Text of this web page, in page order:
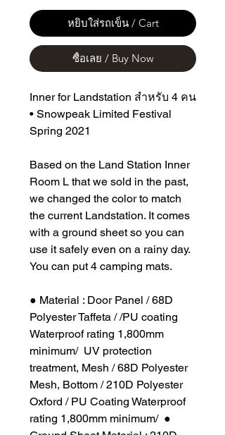
หยิบใส่รถเข็น / Cart
ซื้อเลย / Buy Now
Inner for Landstation สำหรับ 4 คน
• Snowpeak Limited Festival
Spring 2021
Based on the Land Station Inner
Room L that we sold in the past,
we changed the color to match
the current Landstation. It comes
with a ground sheet so you can
use it safely even on a rainy day.
You can put 4 camping mats.
● Material : Door Panel / 68D
Polyester Taffeta / /PU coating
Waterproof rating 1,800mm
minimum/ UV protection
treatment, Mesh / 68D Polyester
Mesh, Bottom / 210D Polyester
Oxford / PU Coating Waterproof
rating 1,800mm minimum/ ●